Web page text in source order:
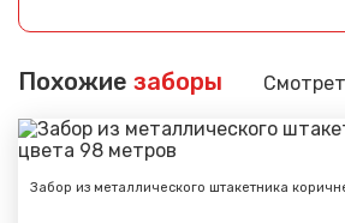
Похожие заборы
Забор из металлического штакетника